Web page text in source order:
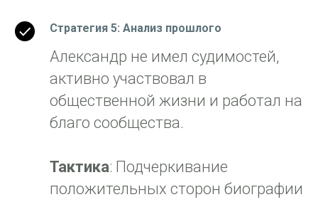
Стратегия 5: Анализ прошлого
Александр не имел судимостей,
активно участвовал в
общественной жизни и работал на
благо сообщества.
Тактика: Подчеркивание
положительных сторон биографии